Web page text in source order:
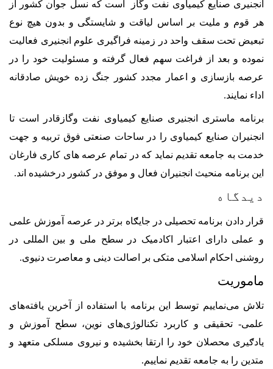
انجنیری صنایع کیمیاوی نفت وگاز است که نسل جوان کشور از
هر قوم و مليت بر اساس لياقت و شایستگی و بدون هیچ نوع
تبعيض تحت سقف واحد در زمينه فراگيری علوم انجنيری فعاليت
نموده و بعد از فراغت سهم فعال گرفته و مسئوليت خود را در
عرصه بازسازی و اعمار مجدد کشور جنگ زده خويش صادقانه
اداء نمايند.
برنامه ماستری انجنیری صنایع کیمیاوی نفت وگازقادر است تا
انجنيران صنايع کيمياوی را در ساحات صنعتی فوق تربيه و جهت
خدمت به جامعه تقديم نمايد که در تمام عرصه های کاری فارغان
اين برنامه منحيث انجنيران فعال و موفق در کشور درخشيده اند.
دیدگاه
قرار دادن برنامه تحصیلی در جایګاه برتر در عرصه آموزش علمی
و عملی دارای اعتبار اکادمیک در سطح ملی و بین المللی در
روشنی احکام اسلامی متکی بر اصالت دینی و معاصرت دنیوی.
ماموریت
تلاش می‌نماییم توسط این برنامه با استفاده از آخرین یافته‌های
علمی- تحقیقی و کاربرد تکنالوژی‌های نوین، سطح آموزش و
یادګیری محصلان خود را ارتقا بخشیده و نیروی مسلکی متعهد و
متدین را به جامعه تقدیم نماییم.